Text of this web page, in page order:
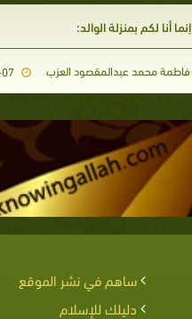
إنما أنا لكم بمنزلة الوالد:
فاطمة محمد عبدالمقصود العزب
ساهم في نشر الموقع
دليلك للإسلام